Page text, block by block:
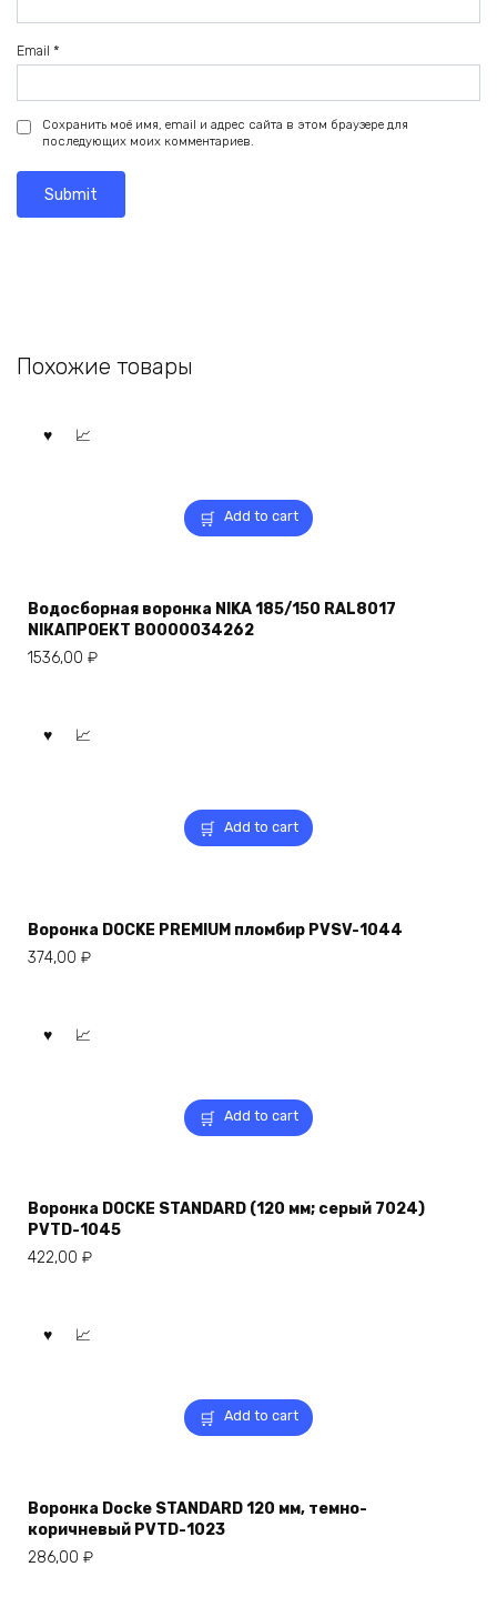
Email *
Сохранить моё имя, email и адрес сайта в этом браузере для
последующих моих комментариев.
Похожие товары
Add to cart
Водосборная воронка NIKA 185/150 RAL8017
NIКАПРОЕКТ В0000034262
1536,00 ₽
Add to cart
Воронка DOCKE PREMIUM пломбир PVSV-1044
374,00 ₽
Add to cart
Воронка DOCKE STANDARD (120 мм; серый 7024)
PVTD-1045
422,00 ₽
Add to cart
Воронка Docke STANDARD 120 мм, темно-
коричневый PVTD-1023
286,00 ₽